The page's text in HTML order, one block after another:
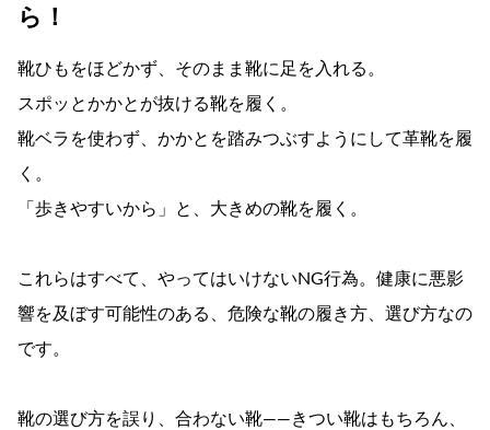
ら！
靴ひもをほどかず、そのまま靴に足を入れる。
スポッとかかとが抜ける靴を履く。
靴ベラを使わず、かかとを踏みつぶすようにして革靴を履
く。
「歩きやすいから」と、大きめの靴を履く。
これらはすべて、やってはいけないNG行為。健康に悪影
響を及ぼす可能性のある、危険な靴の履き方、選び方なの
です。
靴の選び方を誤り、合わない靴――きつい靴はもちろん、